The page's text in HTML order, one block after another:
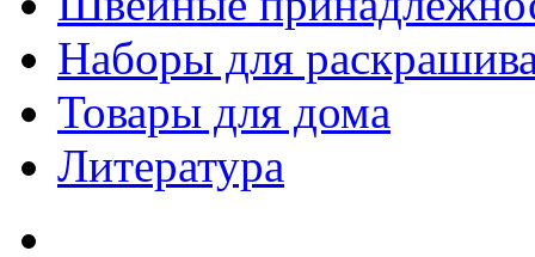
Наборы для
Товары для дома
Литература